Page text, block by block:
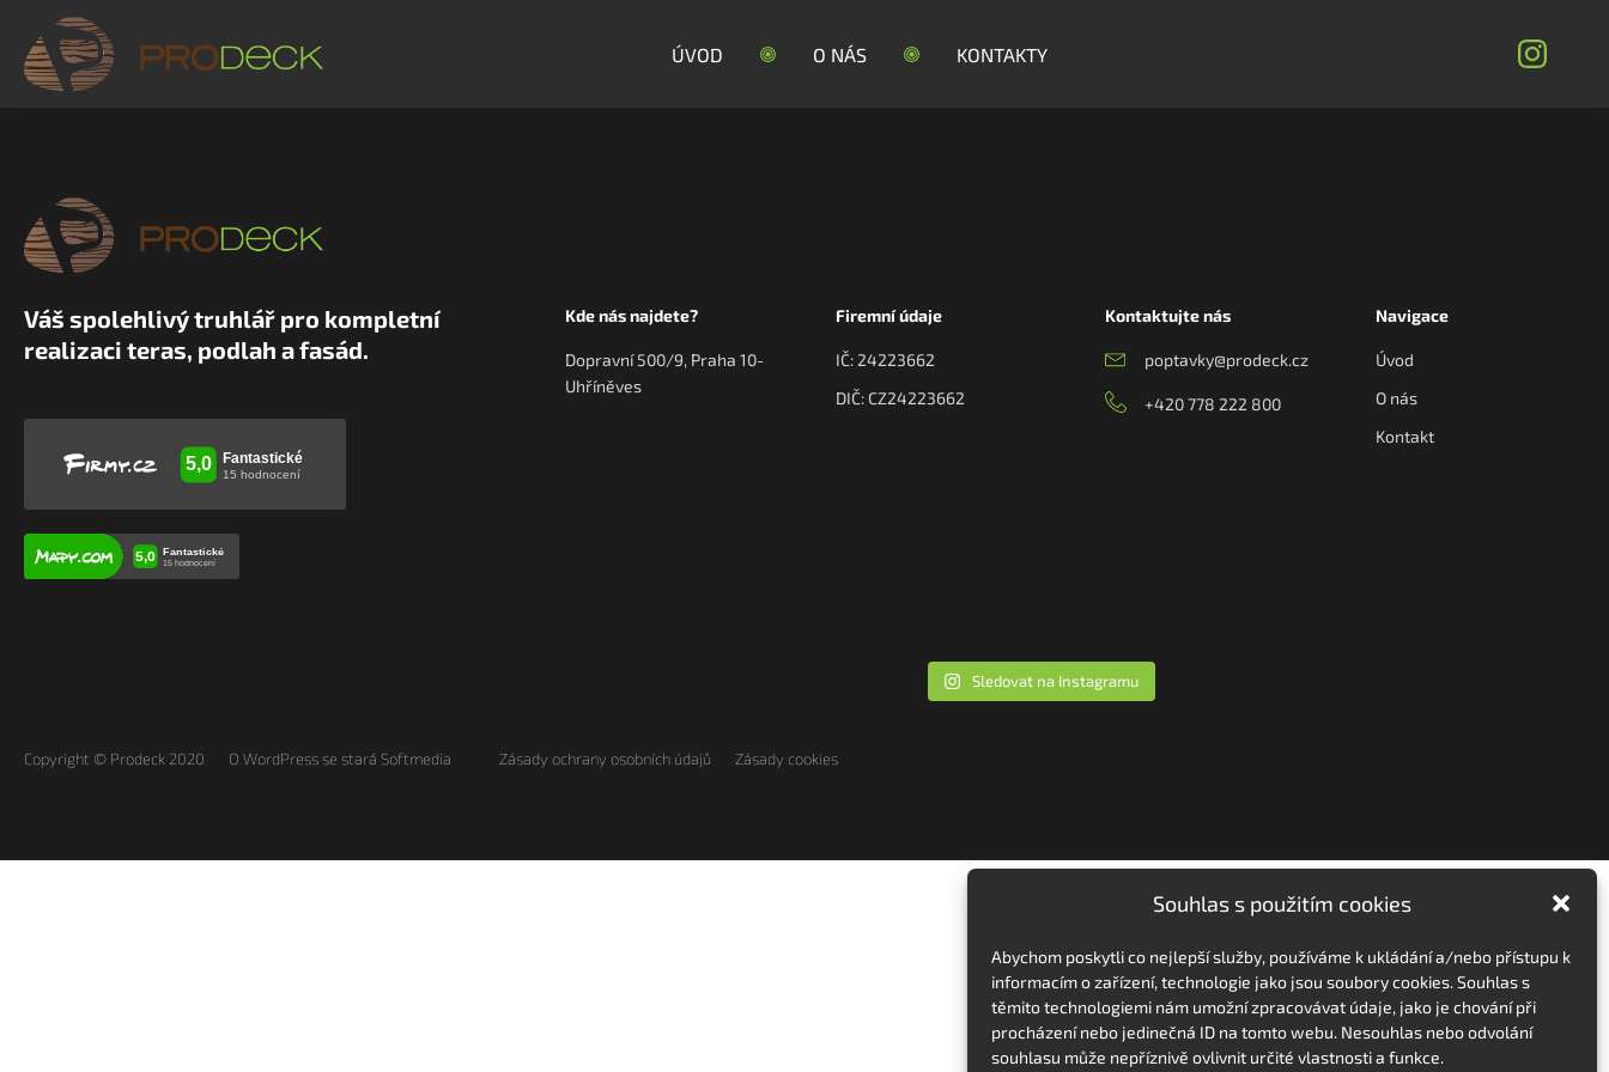
Souhlas s použitím cookies
Abychom poskytli co nejlepší služby, používáme k ukládání a/nebo přístupu k
informacím o zařízení, technologie jako jsou soubory cookies. Souhlas s
těmito technologiemi nám umožní zpracovávat údaje, jako je chování při
procházení nebo jedinečná ID na tomto webu. Nesouhlas nebo odvolání
souhlasu může nepříznivě ovlivnit určité vlastnosti a funkce.
ÚVOD O NÁS KONTAKTY
Váš spolehlivý truhlář pro kompletní
realizaci teras, podlah a fasád.
Kde nás najdete?
Dopravní 500/9, Praha 10-
Uhříněves
Firemní údaje
IČ: 24223662
DIČ: CZ24223662
Kontaktujte nás
poptavky@prodeck.cz
+420 778 222 800
Navigace
Úvod
O nás
Kontakt
Sledovat na Instagramu
Copyright © Prodeck 2020 O WordPress se stará Softmedia Zásady ochrany osobních údajů Zásady cookies